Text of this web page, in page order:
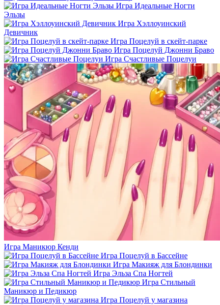
Игра Идеальные Ногти
Эльзы
Игра Хэллоуинский
Девичник
Игра Поцелуй в скейт-парке
Игра Поцелуй Джонни Браво
Игра Счастливые Поцелуи
Игра Маникюр Кенди
Игра Поцелуй в Бассейне
Игра Макияж для Блондинки
Игра Эльза Спа Ногтей
Игра Стильный
Маникюр и Педикюр
Игра Поцелуй у магазина